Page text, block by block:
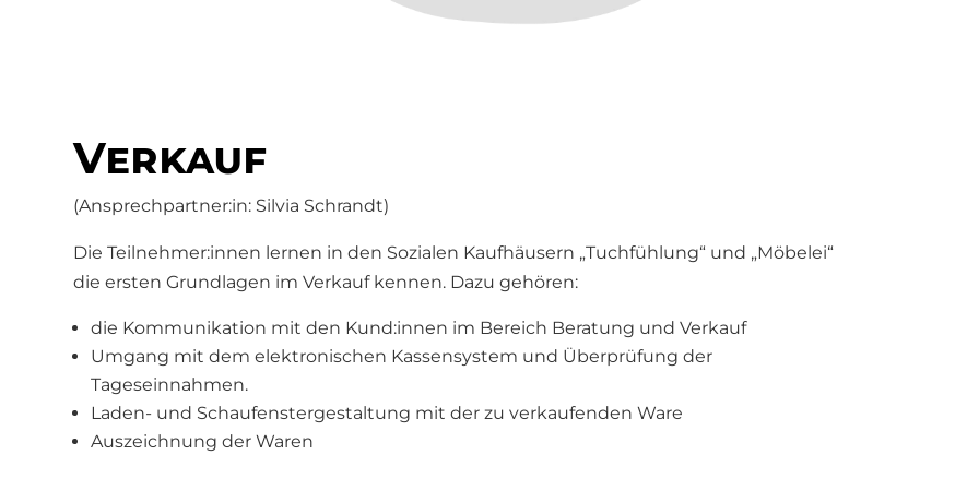
Verkauf
(Ansprechpartner:in: Silvia Schrandt)
Die Teilnehmer:innen lernen in den Sozialen Kaufhäusern „Tuchfühlung“ und „Möbelei“
die ersten Grundlagen im Verkauf kennen. Dazu gehören:
die Kommunikation mit den Kund:innen im Bereich Beratung und Verkauf
Umgang mit dem elektronischen Kassensystem und Überprüfung der
Tageseinnahmen.
Laden- und Schaufenstergestaltung mit der zu verkaufenden Ware
Auszeichnung der Waren